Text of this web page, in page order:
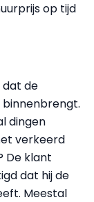
op tijd
de
dingen
verkeerd
De klant
dat hij de
Meestal